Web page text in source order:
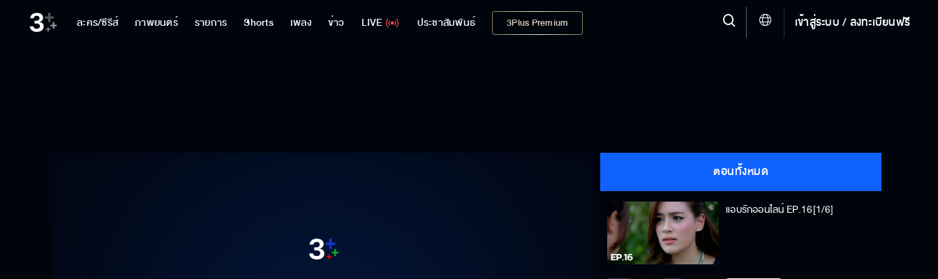
ละคร/ซีรีส์ ภาพยนตร์ รายการ Shorts เพลง ข่าว LIVE ประชาสัมพันธ์ 3Plus Premium เข้าสู่ระบบ / ลงทะเบียนฟรี
ตอนทั้งหมด
แอบรักออนไลน์ EP.16[1/6]